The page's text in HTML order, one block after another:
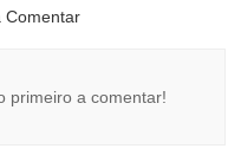
Comentar
primeiro a comentar!